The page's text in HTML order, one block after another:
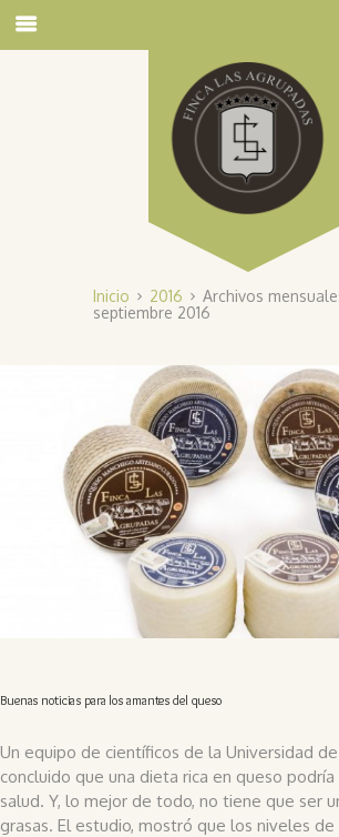
Inicio 2016
Archivos
septiembre 2016
Buenas noticias para los amantes del queso
Un equipo de científicos de la Universidad
concluido que una dieta rica en queso
salud. Y, lo mejor de todo, no tiene que ser
grasas. El estudio, mostró que los niveles